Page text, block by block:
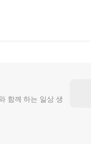
함께 하는 일상 생